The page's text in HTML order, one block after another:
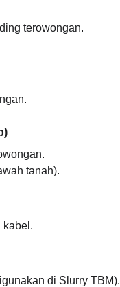
terowongan.
tanah).
kabel.
di Slurry TBM).